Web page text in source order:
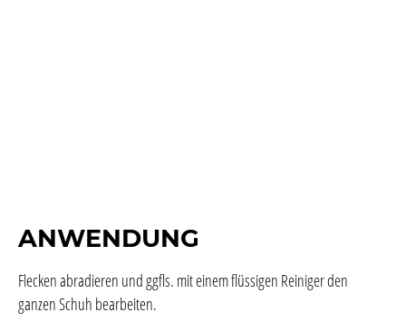
ANWENDUNG
Flecken abradieren und ggfls. mit einem flüssigen Reiniger den
ganzen Schuh bearbeiten.